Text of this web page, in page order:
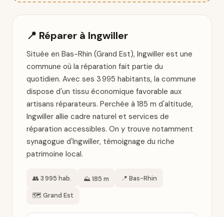
📍 Réparer à Ingwiller
Située en Bas-Rhin (Grand Est), Ingwiller est une
commune où la réparation fait partie du
quotidien. Avec ses 3 995 habitants, la commune
dispose d'un tissu économique favorable aux
artisans réparateurs. Perchée à 185 m d'altitude,
Ingwiller allie cadre naturel et services de
réparation accessibles. On y trouve notamment
synagogue d'Ingwiller, témoignage du riche
patrimoine local.
👥 3 995 hab. ⛰️ 185 m 📍 Bas-Rhin
🗺️ Grand Est